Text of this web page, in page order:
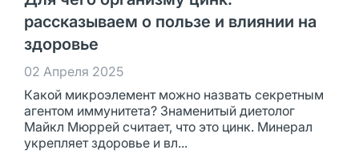
рассказываем о пользе и влиянии на
здоровье
02 Апреля 2025
Какой микроэлемент можно назвать секретным
агентом иммунитета? Знаменитый диетолог
Майкл Мюррей считает, что это цинк. Минерал
укрепляет здоровье и вл...